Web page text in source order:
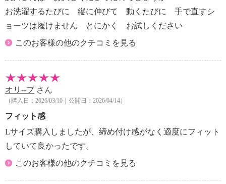
お洗濯するたびに 縦に伸びて 動くたびに 手で直すシ
ョーツは履けません とにかく お試しください
このお客様の他のクチコミを見る
オリ--ブ さん
（購入日：2026/03/10｜公開日：2026/04/14）
フィット感
Lサイズ購入しましたが、締め付け感がなく適度にフィット
していて良かったです。
このお客様の他のクチコミを見る